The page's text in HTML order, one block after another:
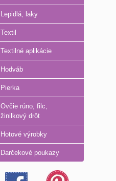
Lepidlá, laky
Textil
Textilné aplikácie
Hodváb
Pierka
Ovčie rúno, filc,
žinilkový drôt
Hotové výrobky
Darčekové poukazy